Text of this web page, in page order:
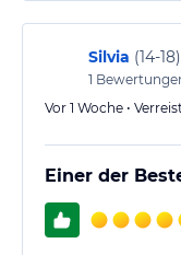
Silvia (14-18)
1
Vor 1 Woche •
Einer der